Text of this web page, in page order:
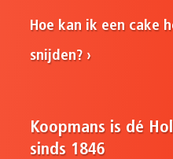
Hoe kan ik een cake
snijden?
Koopmans is dé
sinds 1846